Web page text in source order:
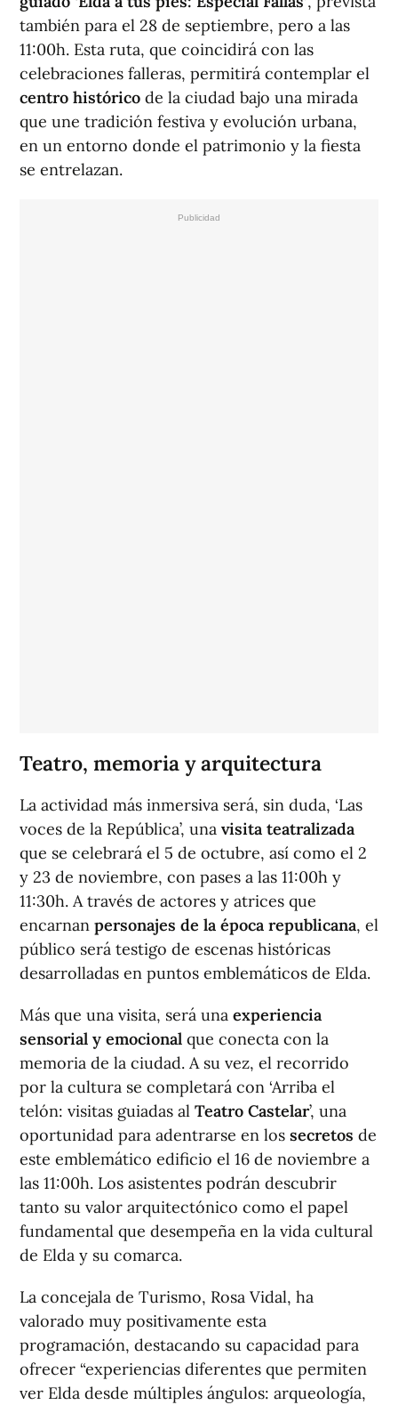
también para el 28 de septiembre, pero a las
11:00h. Esta ruta, que coincidirá con las
celebraciones falleras, permitirá contemplar el
centro histórico de la ciudad bajo una mirada
que une tradición festiva y evolución urbana,
en un entorno donde el patrimonio y la fiesta
se entrelazan.
Teatro, memoria y arquitectura
La actividad más inmersiva será, sin duda, ‘Las
voces de la República’, una visita teatralizada
que se celebrará el 5 de octubre, así como el 2
y 23 de noviembre, con pases a las 11:00h y
11:30h. A través de actores y atrices que
encarnan personajes de la época republicana, el
público será testigo de escenas históricas
desarrolladas en puntos emblemáticos de Elda.
Más que una visita, será una experiencia
sensorial y emocional que conecta con la
memoria de la ciudad. A su vez, el recorrido
por la cultura se completará con ‘Arriba el
telón: visitas guiadas al Teatro Castelar’, una
oportunidad para adentrarse en los secretos de
este emblemático edificio el 16 de noviembre a
las 11:00h. Los asistentes podrán descubrir
tanto su valor arquitectónico como el papel
fundamental que desempeña en la vida cultural
de Elda y su comarca.
La concejala de Turismo, Rosa Vidal, ha
valorado muy positivamente esta
programación, destacando su capacidad para
ofrecer “experiencias diferentes que permiten
ver Elda desde múltiples ángulos: arqueología,